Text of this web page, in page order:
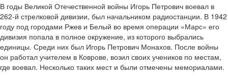
В годы Великой Отечественной войны Игорь Петрович воевал в
262-й стрелковой дивизии, был начальником радиостанции. В 1942
году под городами Ржев и Белый во время операции «Марс» его
дивизия попала в полное окружение, из которого выбрались
единицы. Среди них был Игорь Петрович Монахов. После войны
он работал учителем в Коврове, возил своих учеников по местам,
где воевал. Несколько таких мест и были отмечены мемориалами.